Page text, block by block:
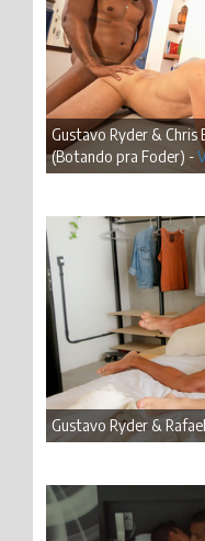
Gustavo Ryder & Chris
(Botando pra Foder) -
Gustavo Ryder &